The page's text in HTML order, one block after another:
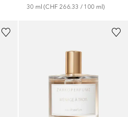
30 ml (CHF 266.33 / 100 ml)